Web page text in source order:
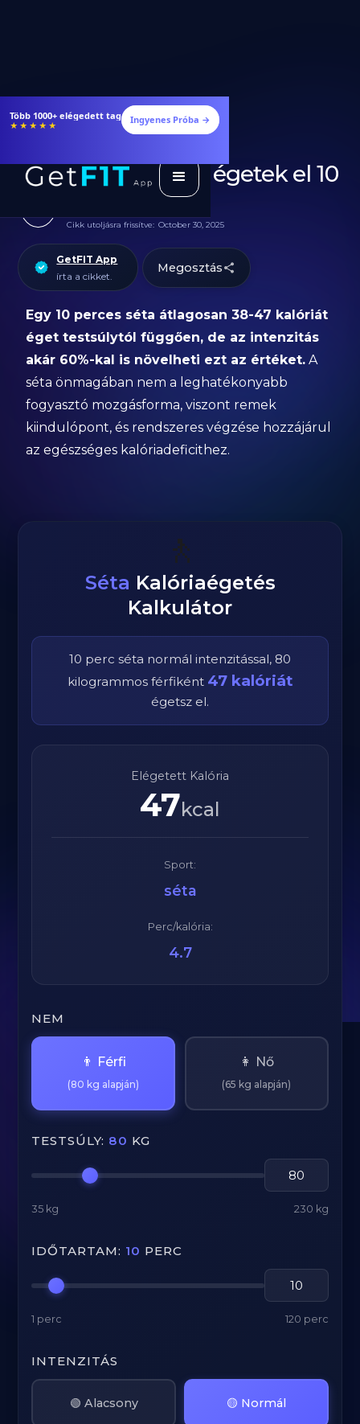
Több 1000+ elégedett tag
★★★★★ Ingyenes Próba →
Hány kalóriát égetek el 10
perc sétával?
Cikk utoljásra frissítve: October 30, 2025
GetFIT App
írta a cikket.
Megosztás
Egy 10 perces séta átlagosan 38-47 kalóriát
éget testsúlytól függően, de az intenzitás
akár 60%-kal is növelheti ezt az értéket. A
séta önmagában nem a leghatékonyabb
fogyasztó mozgásforma, viszont remek
kiindulópont, és rendszeres végzése hozzájárul
az egészséges kalóriadeficithez.
🚶
Séta Kalóriaégetés
Kalkulátor
10 perc séta normál intenzitással, 80
kilogrammos férfiként 47kalóriát
égetsz el.
Elégetett Kalória
47kcal
Sport:
séta
Perc/kalória:
4.7
NEM
👨 Férfi
(80 kg alapján)
👩 Nő
(65 kg alapján)
TESTSÚLY: 80 KG
35 kg 230 kg
IDŐTARTAM: 10 PERC
1 perc 120 perc
INTENZITÁS
🟢 Alacsony 🟡 Normál